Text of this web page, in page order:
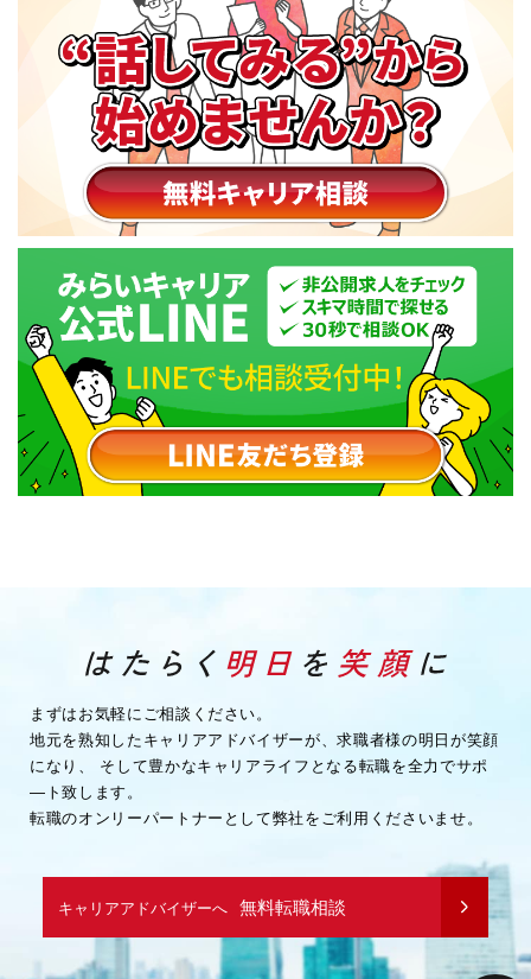
まずはお気軽にご相談ください。
地元を熟知したキャリアアドバイザーが、求職者様の明日が笑顔
になり、
そして豊かなキャリアライフとなる転職を全力でサポ
―ト致します。
転職のオンリーパートナーとして弊社をご利用くださいませ。
キャリアアドバイザーへ 無料転職相談